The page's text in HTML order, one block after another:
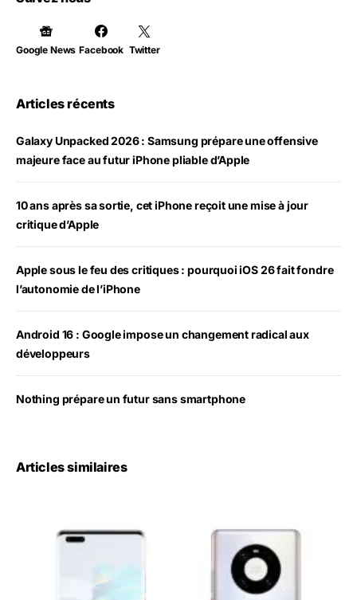
Google News Facebook Twitter
Articles récents
Galaxy Unpacked 2026 : Samsung prépare une offensive
majeure face au futur iPhone pliable d’Apple
10 ans après sa sortie, cet iPhone reçoit une mise à jour
critique d’Apple
Apple sous le feu des critiques : pourquoi iOS 26 fait fondre
l’autonomie de l’iPhone
Android 16 : Google impose un changement radical aux
développeurs
Nothing prépare un futur sans smartphone
Articles similaires